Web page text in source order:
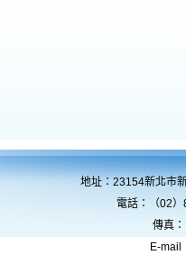
地址：23154新北市
電話：（02
傳真
E-mail